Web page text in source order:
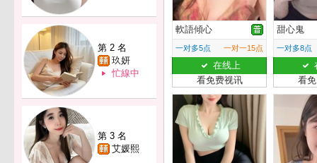
第 2 名
玖妍
忙線中
第 3 名
艾媛熙
軟語傾心
一对多5点 一对一15点
在线上
看免费视讯
甜心鬼
一对多8点
看